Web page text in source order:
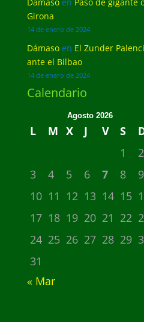
Girona
14 de enero de 2024
Dámasoen El Zunder
ante el Bilbao
14 de enero de 2024
Calendario
Agosto 2026
L M X J V S
1
2
3
4 5 6 7 8
9
10 11 12 13 14 15
17 18 19 20 21 22
24 25 26 27 28 29
31
« Mar